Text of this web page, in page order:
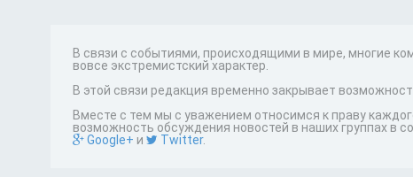
В связи с событиями, происходящими в мире, многие
вовсе экстремистский характер.
В этой связи редакция временно закрывает
Вместе с тем мы с уважением относимся к праву
возможность обсуждения новостей в наших группах в
Google+ и Twitter.